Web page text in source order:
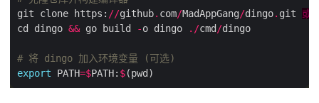
git clone https: //github. com/MadAppGang/dingo. git 或
cd dingo && go build -o dingo ./cmd /
# 将 dingo 加入环境变量 (可选)
export PATH=$PATH: $